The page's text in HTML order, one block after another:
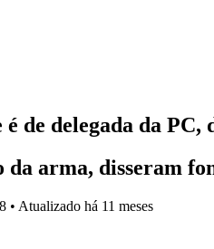
de delegada da PC,
arma, disseram
• Atualizado há 11 meses